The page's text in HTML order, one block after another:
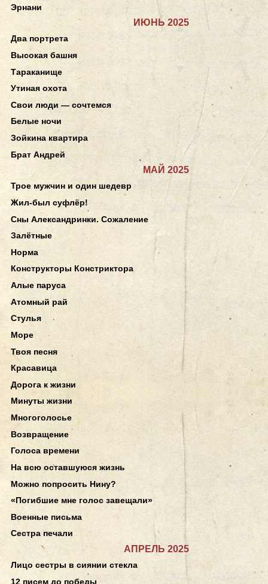
Эрнани
ИЮНЬ 2025
Два портрета
Высокая башня
Тараканище
Утиная охота
Свои люди — сочтемся
Белые ночи
Зойкина квартира
Брат Андрей
МАЙ 2025
Трое мужчин и один шедевр
Жил-был суфлёр!
Сны Александринки. Сожаление
Залётные
Норма
Конструкторы Констриктора
Алые паруса
Атомный рай
Стулья
Море
Твоя песня
Красавица
Дорога к жизни
Минуты жизни
Многоголосье
Возвращение
Голоса времени
На всю оставшуюся жизнь
Можно попросить Нину?
«Погибшие мне голос завещали»
Военные письма
Сестра печали
АПРЕЛЬ 2025
Лицо сестры в сиянии стекла
12 писем до победы